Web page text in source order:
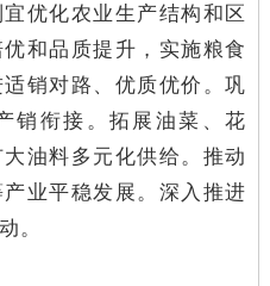
优化农业生产结构和区
和品质提升，实施粮食
销对路、优质优价。巩
销衔接。拓展油菜、花
油料多元化供给。推动
业平稳发展。深入推进
。